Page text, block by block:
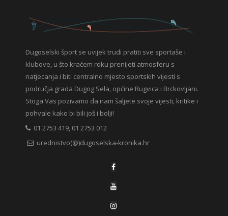
Dugoselski šport se uvijek trudi pratiti sve sportaše i
klubove, u što kraćem roku prenijeti atmosferu s
natjecanja i biti centralno mjesto sportskih vijesti s
područja grada Dugog Sela, općine Rugvica i Brckovljani.
Stoga Vas pozivamo da nam šaljete svoje vijesti, kritike i
pohvale kako bi bili još i bolji!
01 2753 419, 01 2753 012
urednistvo(@)dugoselska-kronika.hr